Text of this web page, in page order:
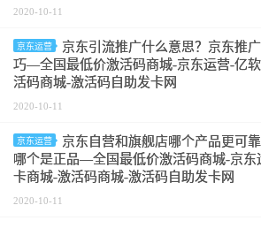
2020-10-11
京东运营
京东引流推广什么意思？京东推
巧—全国最低价激活码商城-京东运营-亿
活码商城-激活码自助发卡网
2020-10-11
京东运营
京东自营和旗舰店哪个产品更可
哪个是正品—全国最低价激活码商城-京东
卡商城-激活码商城-激活码自助发卡网
2020-10-11